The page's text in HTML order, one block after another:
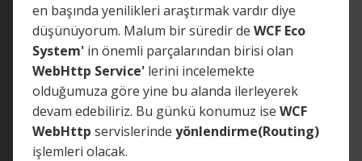
en başında yenilikleri araştırmak vardır diye
düşünüyorum. Malum bir süredir de WCF Eco
System' in önemli parçalarından birisi olan
WebHttp Service' lerini incelemekte
olduğumuza göre yine bu alanda ilerleyerek
devam edebiliriz. Bu günkü konumuz ise WCF
WebHttp servislerinde yönlendirme(Routing)
işlemleri olacak.